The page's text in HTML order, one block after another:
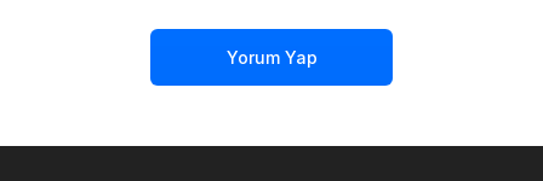
Yorum Yap